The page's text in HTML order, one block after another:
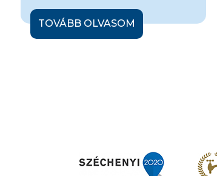
TOVÁBB OLVASOM